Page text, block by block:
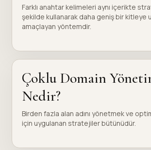
Farklı anahtar kelimeleri aynı içerikte
şekilde kullanarak daha geniş bir kitleye
amaçlayan yöntemdir.
Çoklu Domain
Nedir?
Birden fazla alan adını yönetmek ve
için uygulanan stratejiler bütünüdür.